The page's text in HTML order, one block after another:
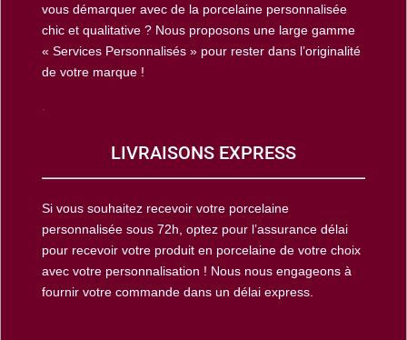
vous démarquer avec de la porcelaine personnalisée
chic et qualitative ? Nous proposons une large gamme
« Services Personnalisés » pour rester dans l’originalité
de votre marque !
LIVRAISONS EXPRESS
Si vous souhaitez recevoir votre porcelaine
personnalisée sous 72h, optez pour l’assurance délai
pour recevoir votre produit en porcelaine de votre choix
avec votre personnalisation ! Nous nous engageons à
fournir votre commande dans un délai express.